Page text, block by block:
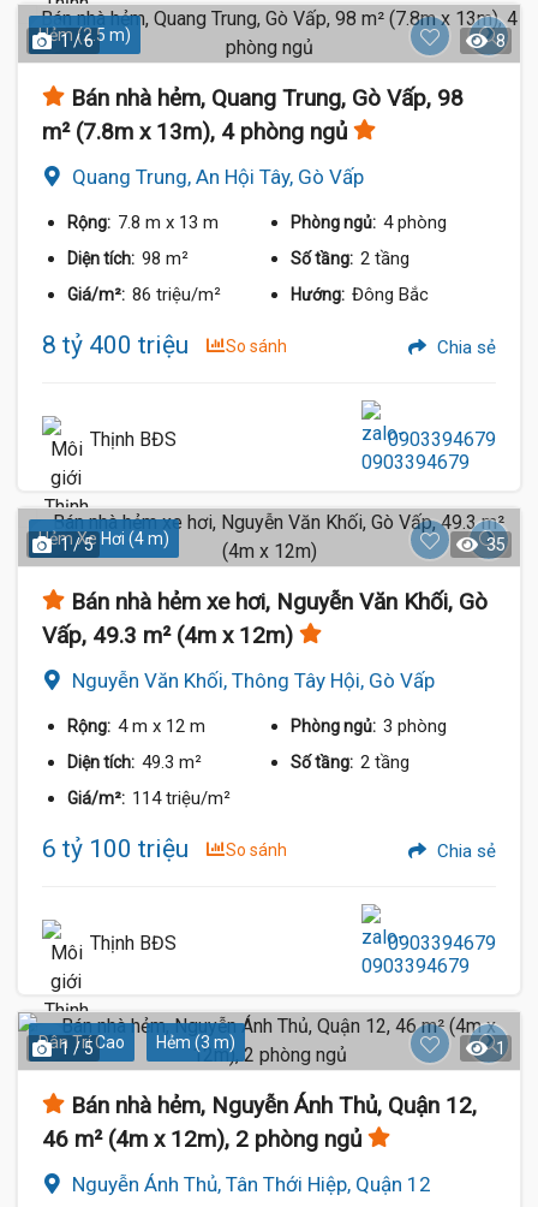
Hẻm (2.5 m)
1 / 6 8
Bán nhà hẻm, Quang Trung, Gò Vấp, 98
m² (7.8m x 13m), 4 phòng ngủ
Quang Trung, An Hội Tây, Gò Vấp
Rộng: 7.8 m x 13 m Phòng ngủ: 4 phòng
Diện tích: 98 m² Số tầng: 2 tầng
Giá/m²: 86 triệu/m² Hướng: Đông Bắc
8 tỷ 400 triệu So sánh Chia sẻ
Thịnh BĐS 0903394679
Hẻm Xe Hơi (4 m)
1 / 5 35
Bán nhà hẻm xe hơi, Nguyễn Văn Khối, Gò
Vấp, 49.3 m² (4m x 12m)
Nguyễn Văn Khối, Thông Tây Hội, Gò Vấp
Rộng: 4 m x 12 m Phòng ngủ: 3 phòng
Diện tích: 49.3 m² Số tầng: 2 tầng
Giá/m²: 114 triệu/m²
6 tỷ 100 triệu So sánh Chia sẻ
Thịnh BĐS 0903394679
Dân Trí Cao Hẻm (3 m)
1 / 5 1
Bán nhà hẻm, Nguyễn Ánh Thủ, Quận 12,
46 m² (4m x 12m), 2 phòng ngủ
Nguyễn Ánh Thủ, Tân Thới Hiệp, Quận 12